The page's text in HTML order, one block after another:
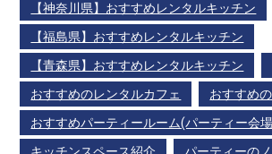
【神奈川県】おすすめレンタルキッチン
【福島県】おすすめレンタルキッチン
【青森県】おすすめレンタルキッチン
おすすめのレンタルカフェ
おすすめ
おすすめパーティールーム(パーティー会